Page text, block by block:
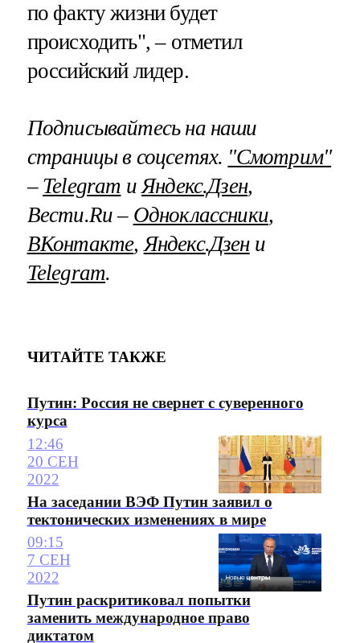
по факту жизни будет
происходить", – отметил
российский лидер.
Подписывайтесь на наши
страницы в соцсетях. "Смотрим"
– Telegram иЯндекс.Дзен,
Вести.Ru – Одноклассники,
ВКонтакте,Яндекс.Дзени
Telegram.
ЧИТАЙТЕ ТАКЖЕ
Путин: Россия не свернет с суверенного
курса
12:46
20 СЕН
2022
На заседании ВЭФ Путин заявил о
тектонических изменениях в мире
09:15
7 СЕН
2022
Путин раскритиковал попытки
заменить международное право
диктатом